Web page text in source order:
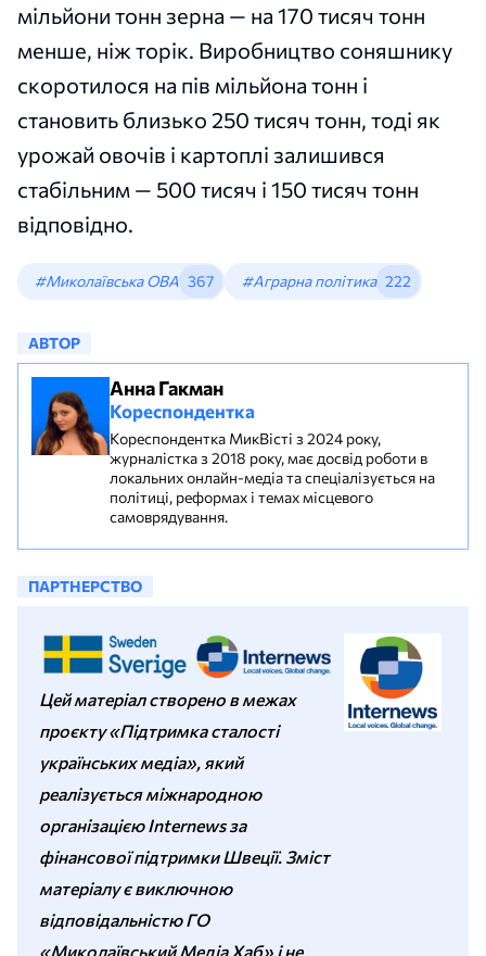
мільйони тонн зерна — на 170 тисяч тонн
менше, ніж торік. Виробництво соняшнику
скоротилося на пів мільйона тонн і
становить близько 250 тисяч тонн, тоді як
урожай овочів і картоплі залишився
стабільним — 500 тисяч і 150 тисяч тонн
відповідно.
#Миколаївська ОВА 367 #Аграрна політика 222
АВТОР
Анна Гакман
Кореспондентка
Кореспондентка МикВісті з 2024 року,
журналістка з 2018 року, має досвід роботи в
локальних онлайн-медіа та спеціалізується на
політиці, реформах і темах місцевого
самоврядування.
ПАРТНЕРСТВО
Цей матеріал створено в межах
проєкту «Підтримка сталості
українських медіа», який
реалізується міжнародною
організацією Internews за
фінансової підтримки Швеції. Зміст
матеріалу є виключною
відповідальністю ГО
«Миколаївський Медіа Хаб» і не